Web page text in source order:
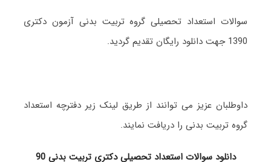
سوالات استعداد تحصیلی گروه تربیت بدنی آزمون دکتری
1390 جهت دانلود رایگان تقدیم گردید.
داوطلبان عزیز می توانند از طریق لینک زیر دفترچه استعداد
گروه تربیت بدنی را دریافت نمایند.
دانلود سوالات استعداد تحصیلی دکتری تربیت بدنی 90